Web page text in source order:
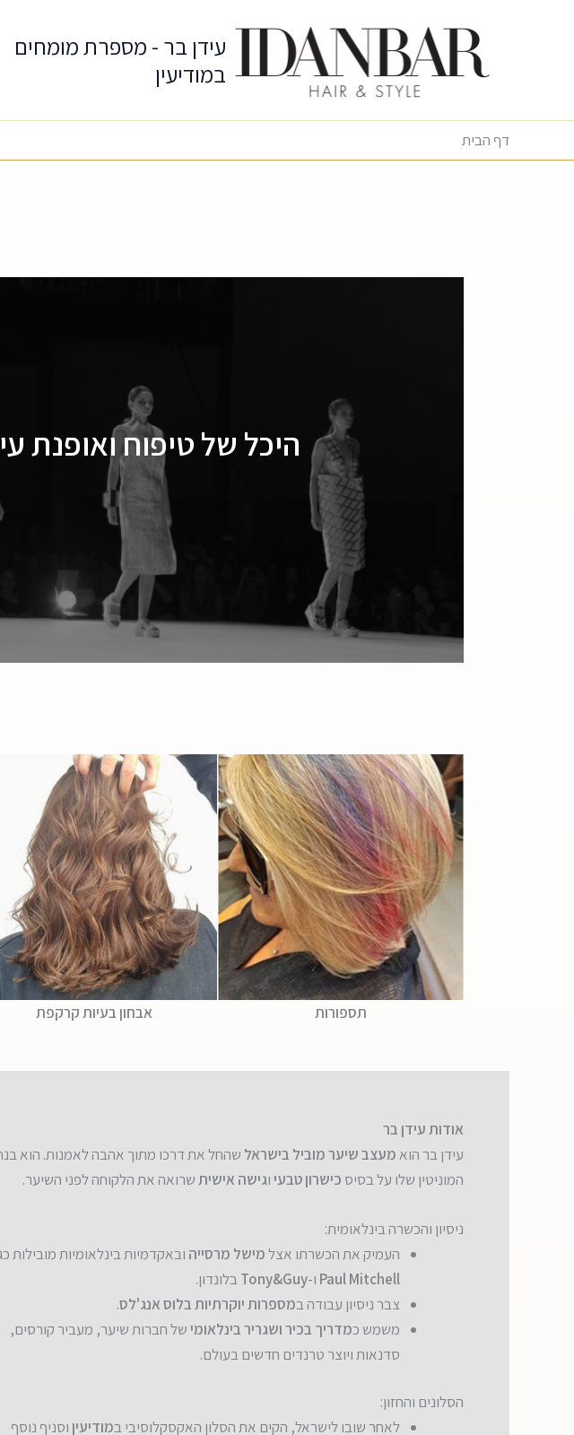
עידן בר - מספרת מומחים
במודיעין
דף הבית
היכל של טיפוח ואופנת
תספורות אבחון בעיות קרקפת
אודות עידן בר
עידן בר הואמעצב שיער מוביל בישראל שהחל את דרכו מתוך אהבה לאמנות. הוא
המוניטין שלו על בסיס כישרון טבעי וגישה אישיתשרואה את הלקוחה לפני השיער.
ניסיון והכשרה בינלאומית:
העמיק את הכשרתו אצלמישל מרסייה ובאקדמיות בינלאומיות מובילות
Paul Mitchell ו-Tony&Guyבלונדון.
צבר ניסיון עבודה במספרות יוקרתיות בלוס אנג'לס.
משמש כמדריך בכיר ושגריר בינלאומי של חברות שיער, מעביר קורסים,
סדנאות ויוצר טרנדים חדשים בעולם.
הסלונים והחזון:
לאחר שובו לישראל, הקים את הסלון האקסקלוסיבי במודיעין וסניף נוסף